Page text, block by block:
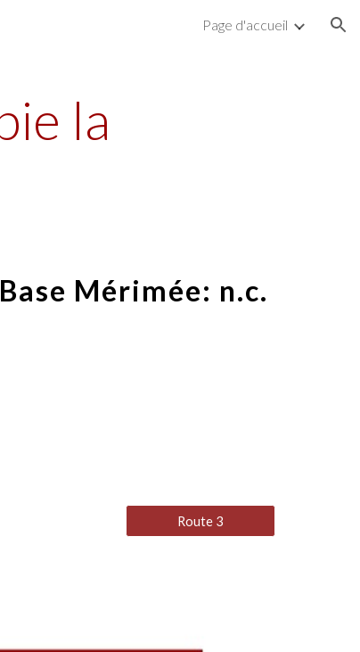
Page d'accueil
la
Mérimée: n.c.
Route 3